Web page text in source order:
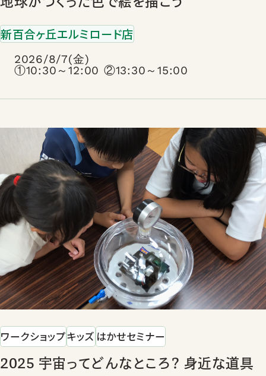
新百合ヶ丘エルミロード店
2026/8/7(金)
①10:30～12:00 ②13:30～15:00
ワークショップキッズ はかせセミナー
2025 宇宙ってどんなところ？ 身近な道具